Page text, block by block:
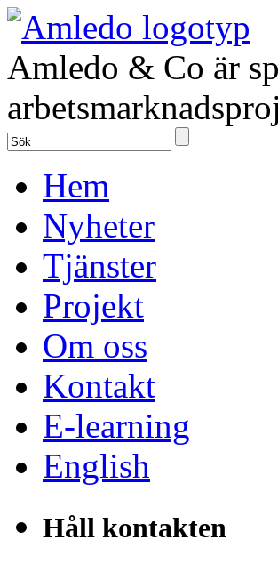
Amledo & Co är
Hem
Nyheter
Tjänster
Projekt
Om oss
Kontakt
E-learning
English
Håll kontakten